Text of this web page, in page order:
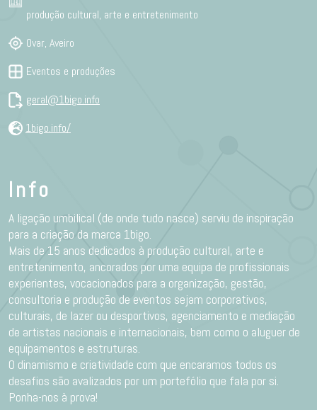
produção cultural, arte e entretenimento
Ovar, Aveiro
Eventos e produções
geral@1bigo.info
1bigo.info/
Info
A ligação umbilical (de onde tudo nasce) serviu de inspiração
para a criação da marca 1bigo.
Mais de 15 anos dedicados à produção cultural, arte e
entretenimento, ancorados por uma equipa de profissionais
experientes, vocacionados para a organização, gestão,
consultoria e produção de eventos sejam corporativos,
culturais, de lazer ou desportivos, agenciamento e mediação
de artistas nacionais e internacionais, bem como o aluguer de
equipamentos e estruturas.
O dinamismo e criatividade com que encaramos todos os
desafios são avalizados por um portefólio que fala por si.
Ponha-nos à prova!